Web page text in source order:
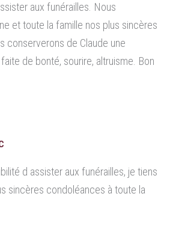
aux funérailles. Nous
et toute la famille nos plus sincères
conserverons de Claude une
de bonté, sourire, altruisme. Bon
d assister aux funérailles, je tiens
sincères condoléances à toute la